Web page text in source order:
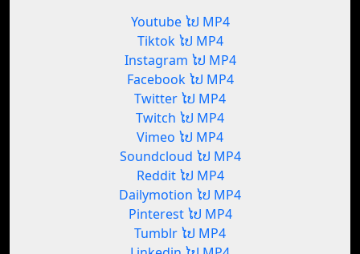
Youtube ໄປ MP4
Tiktok ໄປ MP4
Instagram ໄປ MP4
Facebook ໄປ MP4
Twitter ໄປ MP4
Twitch ໄປ MP4
Vimeo ໄປ MP4
Soundcloud ໄປ MP4
Reddit ໄປ MP4
Dailymotion ໄປ MP4
Pinterest ໄປ MP4
Tumblr ໄປ MP4